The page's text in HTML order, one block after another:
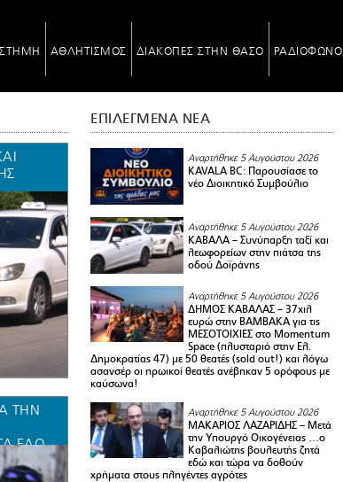
ΑΘΛΗΤΙΣΜΟΣ ΔΙΑΚΟΠΕΣ ΣΤΗΝ ΘΑΣΟ ΡΑΔΙΟΦΩΝΟ
ΤΗΝ
ΕΔΏ
ΕΠΙΛΕΓΜΕΝΑ ΝΕΑ
Αναρτήθηκε 5 Αυγούστου 2026
KAVALA BC: Παρουσίασε το
νέο Διοικητικό Συμβούλιο
Αναρτήθηκε 5 Αυγούστου 2026
ΚΑΒΑΛΑ – Συνύπαρξη ταξί και
λεωφορείων στην πιάτσα της
οδού Δοϊράνης
Αναρτήθηκε 5 Αυγούστου 2026
ΔΗΜΟΣ ΚΑΒΑΛΑΣ – 37χιλ
ευρώ στην ΒΑΜΒΑΚΑ για τις
ΜΕΣΟΤΟΙΧΙΕΣ στο Momentum
Space (πλυσταριό στην Ελ.
Δημοκρατίας 47) με 50 θεατές (sold out!) και λόγω
ασανσέρ οι ηρωικοί θεατές ανέβηκαν 5 ορόφους με
καύσωνα!
Αναρτήθηκε 5 Αυγούστου 2026
ΜΑΚΑΡΙΟΣ ΛΑΖΑΡΙΔΗΣ – Μετά
την Υπουργό Οικογένειας …ο
Καβαλιώτης βουλευτής ζητά
εδώ και τώρα να δοθούν
χρήματα στους πληγέντες αγρότες